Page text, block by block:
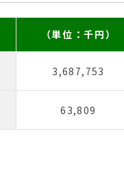
（単位：千円）
3,687,753
63,809